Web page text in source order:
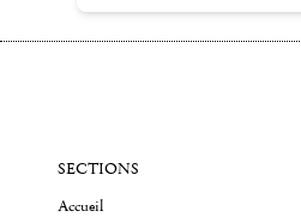
SECTIONS
Accueil